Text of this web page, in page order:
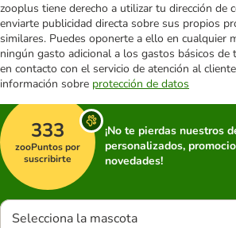
zooplus tiene derecho a utilizar tu dirección de
enviarte publicidad directa sobre sus propios
similares. Puedes oponerte a ello en cualquier
ningún gasto adicional a los gastos básicos de
en contacto con el servicio de atención al
información sobre protección de datos
333
zooPuntos por
suscribirte
¡No te pierdas nuestros
personalizados,
novedades!
Selecciona la mascota